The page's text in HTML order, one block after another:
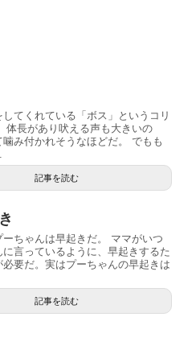
てくれている「ボス」というコリ
体長があり吠える声も大きいの
み付かれそうなほどだ。 でもも
記事を読む
ーちゃんは早起きだ。 ママがいつ
に言っているように、早起きするた
要だ。実はプーちゃんの早起きは
記事を読む